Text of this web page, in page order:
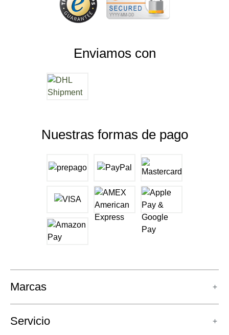
Enviamos con
Nuestras formas de pago
Marcas
Servicio